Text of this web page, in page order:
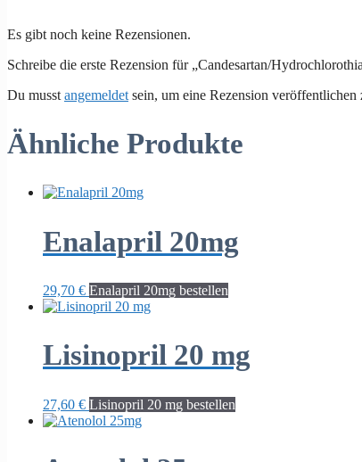
Es gibt noch keine Rezensionen.
Schreibe die erste Rezension für „Candesartan/
Du musst angemeldet sein, um eine Rezension veröffentlichen
Ähnliche Produkte
Enalapril 20mg
29,70 € Enalapril 20mg bestellen
Lisinopril 20 mg
27,60 € Lisinopril 20 mg bestellen